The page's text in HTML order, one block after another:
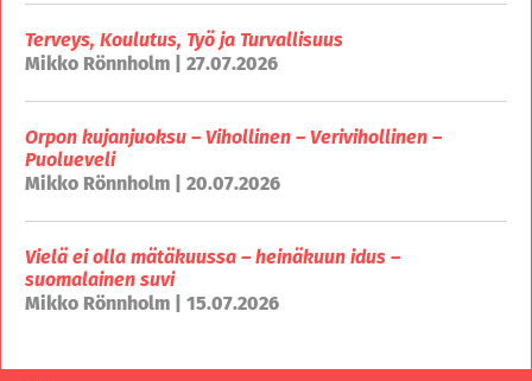
Terveys, Koulutus, Työ ja Turvallisuus
Mikko Rönnholm | 27.07.2026
Orpon kujanjuoksu – Vihollinen – Verivihollinen –
Puolueveli
Mikko Rönnholm | 20.07.2026
Vielä ei olla mätäkuussa – heinäkuun idus –
suomalainen suvi
Mikko Rönnholm | 15.07.2026